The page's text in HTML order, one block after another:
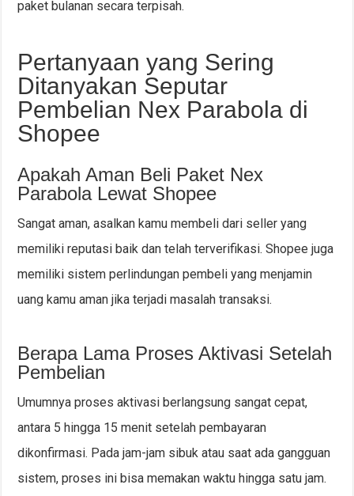
paket bulanan secara terpisah.
Pertanyaan yang Sering
Ditanyakan Seputar
Pembelian Nex Parabola di
Shopee
Apakah Aman Beli Paket Nex
Parabola Lewat Shopee
Sangat aman, asalkan kamu membeli dari seller yang
memiliki reputasi baik dan telah terverifikasi. Shopee juga
memiliki sistem perlindungan pembeli yang menjamin
uang kamu aman jika terjadi masalah transaksi.
Berapa Lama Proses Aktivasi Setelah
Pembelian
Umumnya proses aktivasi berlangsung sangat cepat,
antara 5 hingga 15 menit setelah pembayaran
dikonfirmasi. Pada jam-jam sibuk atau saat ada gangguan
sistem, proses ini bisa memakan waktu hingga satu jam.